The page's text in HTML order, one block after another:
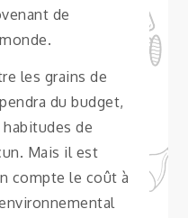
de
les grains de
du budget,
de
Mais il est
compte le coût à